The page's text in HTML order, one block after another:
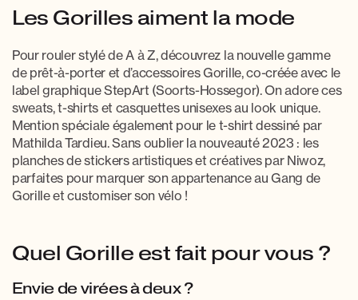
Les Gorilles aiment la mode
Pour rouler stylé de A à Z, découvrez la nouvelle gamme
de prêt-à-porter et d’accessoires Gorille, co-créée avec le
label graphique StepArt (Soorts-Hossegor). On adore ces
sweats, t-shirts et casquettes unisexes au look unique.
Mention spéciale également pour le t-shirt dessiné par
Mathilda Tardieu. Sans oublier la nouveauté 2023 : les
planches de stickers artistiques et créatives par Niwoz,
parfaites pour marquer son appartenance au Gang de
Gorille et customiser son vélo !
Quel Gorille est fait pour vous ?
Envie de virées à deux ?